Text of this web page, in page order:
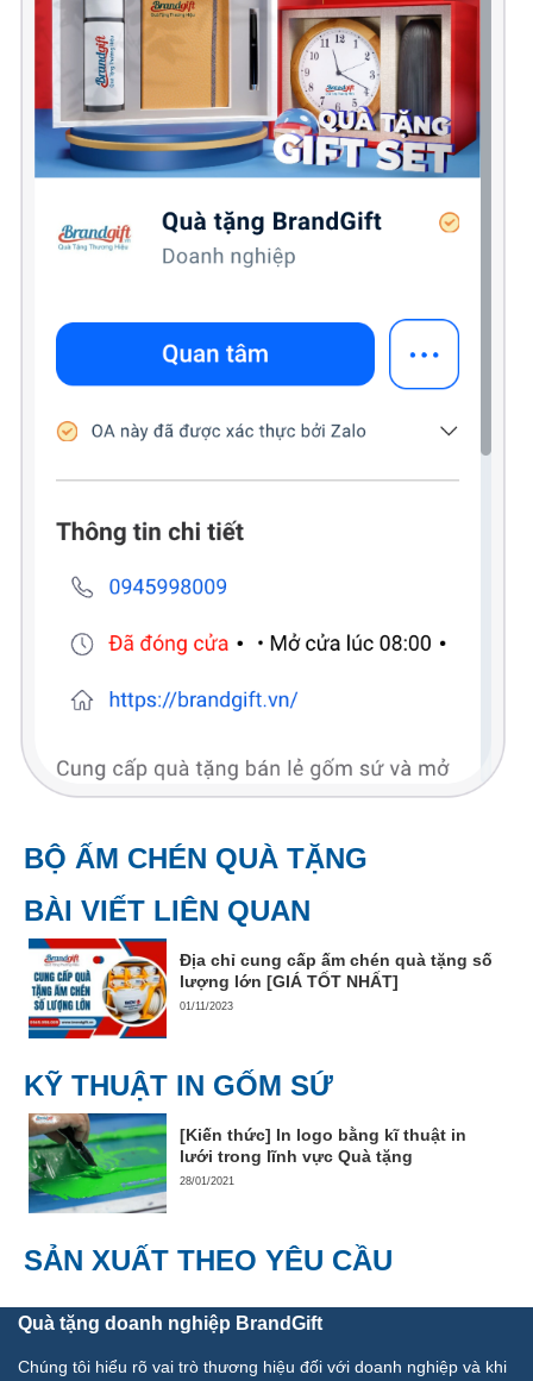
BỘ ẤM CHÉN QUÀ TẶNG
BÀI VIẾT LIÊN QUAN
Địa chỉ cung cấp ấm chén quà tặng số
lượng lớn [GIÁ TỐT NHẤT]
01/11/2023
KỸ THUẬT IN GỐM SỨ
[Kiến thức] In logo bằng kĩ thuật in
lưới trong lĩnh vực Quà tặng
28/01/2021
SẢN XUẤT THEO YÊU CẦU
Quà tặng doanh nghiệp BrandGift
Chúng tôi hiểu rõ vai trò thương hiệu đối với doanh nghiệp và khi